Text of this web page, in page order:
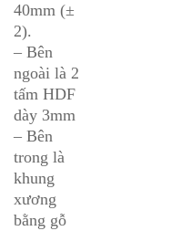
40mm (±
2).
– Bên
ngoài là 2
tấm HDF
dày 3mm
– Bên
trong là
khung
xương
bằng gỗ